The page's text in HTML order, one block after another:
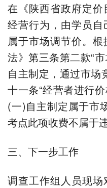
在《陕西省政府定
经营行为，由学员自
属于市场调节价。
法》第三条第二款“
自主制定，通过市场
十一条“经营者进行
(一)自主制定属于市
考点此项收费不属于
三、下一步工作
调查工作组人员现